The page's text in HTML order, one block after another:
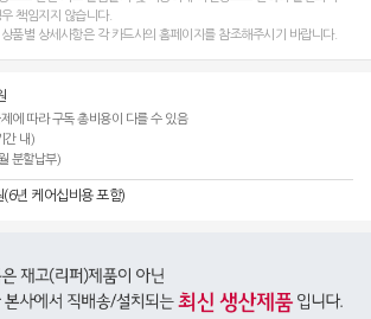
책임지지 않습니다.
품별 상세사항은 각 카드사의 홈페이지를 참조해주시기 바랍니다.
에 따라 구독 총비용이 다를 수 있음
간 내)
분할납부)
년 케어십비용 포함)